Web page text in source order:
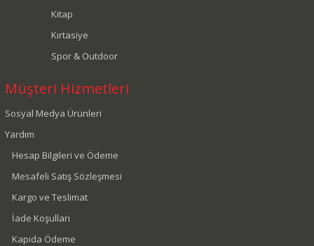
Kitap
Kırtasiye
Spor & Outdoor
Müşteri Hizmetleri
Sosyal Medya Ürünleri
Yardım
Hesap Bilgileri ve Ödeme
Mesafeli Satış Sözleşmesi
Kargo ve Teslimat
İade Koşulları
Kapıda Ödeme